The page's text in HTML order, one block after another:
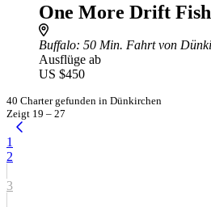
One More Drift
Buffalo: 50 Min. Fahrt von
Ausflüge ab
US $450
40 Charter gefunden in Dünkirchen
Zeigt 19 – 27
1
2
3